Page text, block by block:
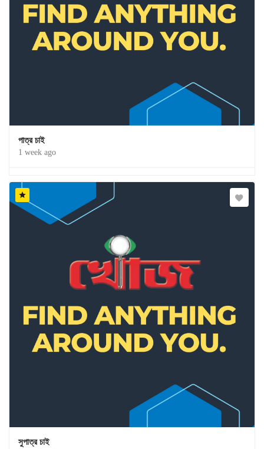
পাত্র চাই
1 week ago
সুপাত্র চাই